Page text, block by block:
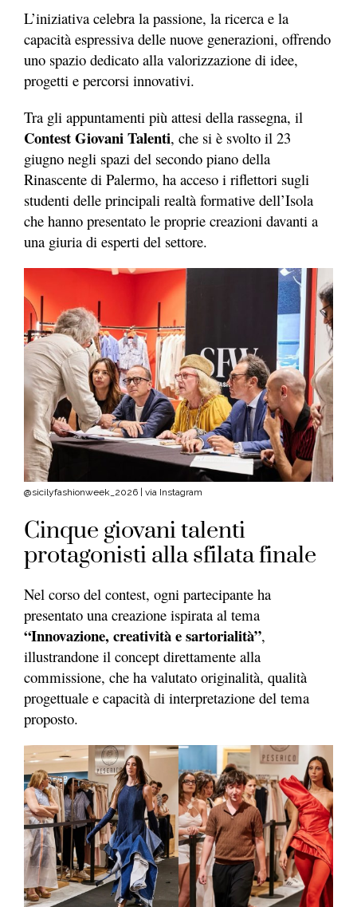
L’iniziativa celebra la passione, la ricerca e la
capacità espressiva delle nuove generazioni, offrendo
uno spazio dedicato alla valorizzazione di idee,
progetti e percorsi innovativi.
Tra gli appuntamenti più attesi della rassegna, il
Contest GiovaniTalenti, che si è svolto il 23
giugno negli spazi del secondo piano della
Rinascente di Palermo, ha acceso i riflettori sugli
studenti delle principali realtà formative dell’Isola
che hanno presentato le proprie creazioni davanti a
una giuria di esperti del settore.
@sicilyfashionweek_2026 | via Instagram
Cinque giovani talenti
protagonisti alla sfilata finale
Nel corso del contest, ogni partecipante ha
presentato una creazione ispirata al tema
“Innovazione, creatività e sartorialità”,
illustrandone il concept direttamente alla
commissione, che ha valutato originalità, qualità
progettuale e capacità di interpretazione del tema
proposto.